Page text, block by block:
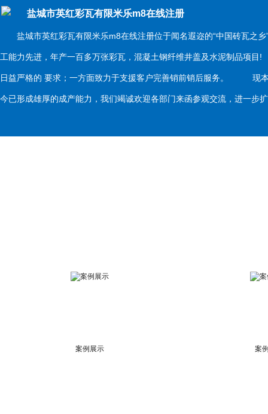
盐城市英红彩瓦有限米乐m8在线注册
盐城市英红彩瓦有限米乐m8在线注册位于闻名遐迩的“中国砖瓦之乡
工能力先进，年产一百多万张彩瓦，混凝土钢纤维井盖及水泥制品项
日益严格的 要求；一方面致力于支援客户完善销前销后服务。 现本
今已形成雄厚的成产能力，我们竭诚欢迎各部门来函参观交流，进一
案例展示 案